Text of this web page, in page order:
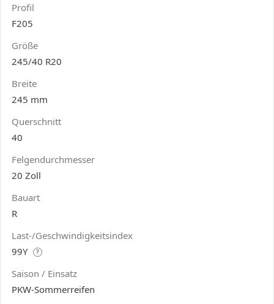
Profil
F205
Größe
245/40 R20
Breite
245 mm
Querschnitt
40
Felgendurchmesser
20 Zoll
Bauart
R
Last-/Geschwindigkeitsindex
99Y
?
Saison / Einsatz
PKW-Sommerreifen